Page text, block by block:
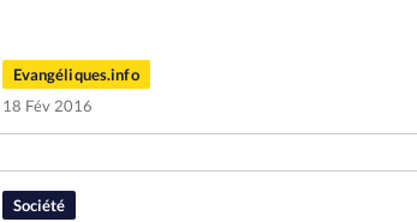
Evangéliques.info
18 Fév 2016
Société